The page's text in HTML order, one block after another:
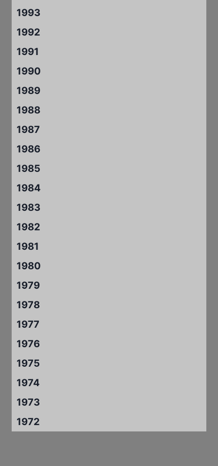
1993
1992
1991
1990
1989
1988
1987
1986
1985
1984
1983
1982
1981
1980
1979
1978
1977
1976
1975
1974
1973
1972